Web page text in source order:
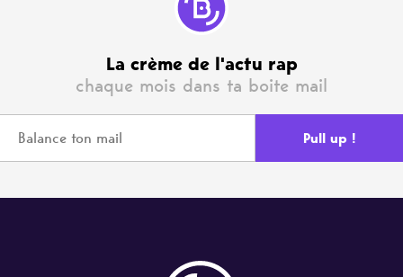
La crème de l'actu rap
chaque mois dans ta boite mail